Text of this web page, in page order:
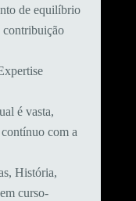
de equilíbrio
contribuição
é vasta,
com a
História,
curso-